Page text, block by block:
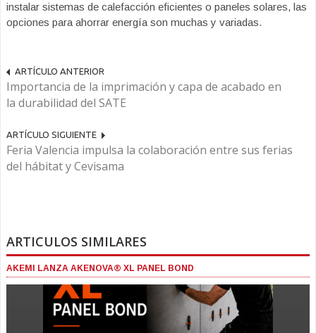
instalar sistemas de calefacción eficientes o paneles solares, las
opciones para ahorrar energía son muchas y variadas.
ARTÍCULO ANTERIOR
Importancia de la imprimación y capa de acabado en
la durabilidad del SATE
ARTÍCULO SIGUIENTE
Feria Valencia impulsa la colaboración entre sus ferias
del hábitat y Cevisama
ARTICULOS SIMILARES
AKEMI LANZA AKENOVA® XL PANEL BOND